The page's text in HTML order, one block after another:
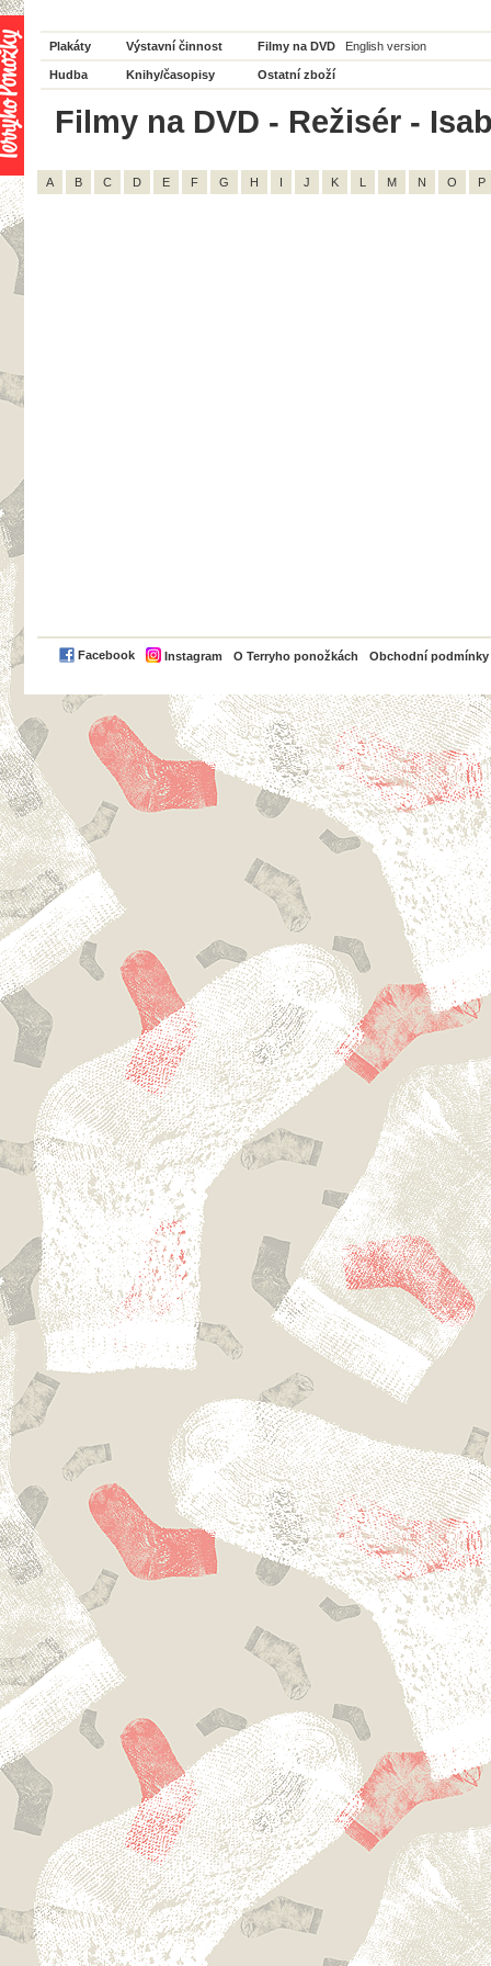
Plakáty Výstavní činnost Filmy na DVD English version
Hudba Knihy/časopisy Ostatní zboží
Filmy na DVD - Režisér -
A B C D E F G H I J K L M N O P
Facebook Instagram O Terryho ponožkách Obchodní podmínky
PayPal